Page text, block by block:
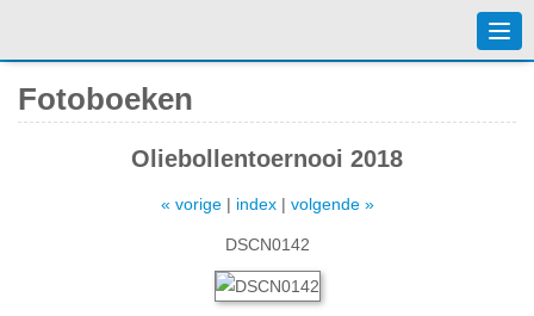
Fotoboeken
Oliebollentoernooi 2018
« vorige| index| volgende »
DSCN0142